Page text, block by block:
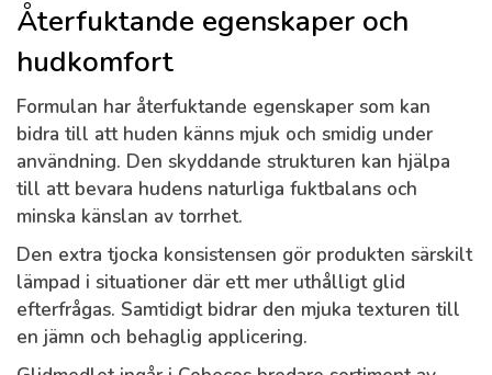
Återfuktande egenskaper och
hudkomfort
Formulan har återfuktande egenskaper som kan
bidra till att huden känns mjuk och smidig under
användning. Den skyddande strukturen kan hjälpa
till att bevara hudens naturliga fuktbalans och
minska känslan av torrhet.
Den extra tjocka konsistensen gör produkten särskilt
lämpad i situationer där ett mer uthålligt glid
efterfrågas. Samtidigt bidrar den mjuka texturen till
en jämn och behaglig applicering.